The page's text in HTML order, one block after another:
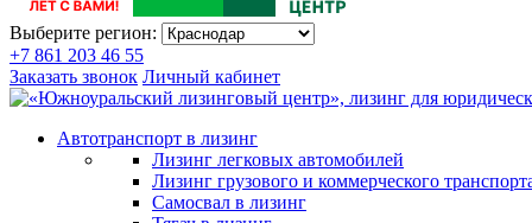
Выберите регион:
+7 861 203 46 55
Заказать звонок Личный кабинет
Автотранспорт в лизинг
Лизинг легковых автомобилей
Лизинг грузового и коммерческого
Самосвал в лизинг